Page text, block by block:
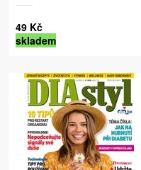
49 Kč
skladem